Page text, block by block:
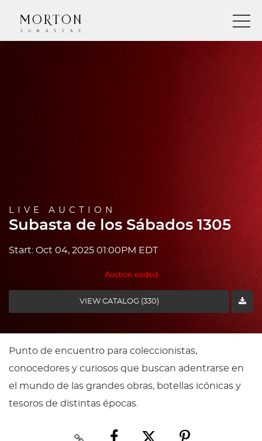
LIVE AUCTION
Subasta de los Sábados 1305
Start: Oct 04, 2025 01:00PM EDT
Auction ended
VIEW CATALOG (330)
Punto de encuentro para coleccionistas,
conocedores y curiosos que buscan adentrarse en
el mundo de las grandes obras, botellas icónicas y
tesoros de distintas épocas.